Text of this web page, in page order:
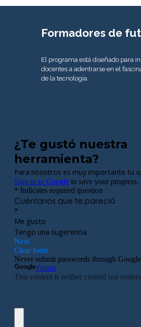
Formadores de
El programa está diseñado para
docentes a adentrarse en el
de la tecnología.